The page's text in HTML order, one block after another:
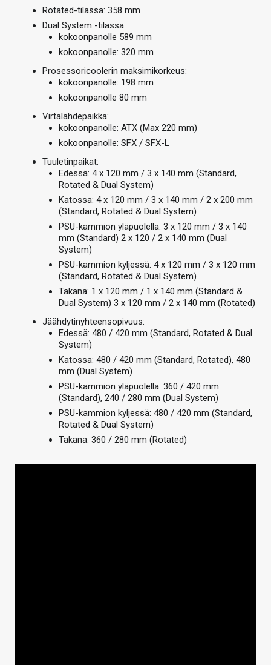
Rotated-tilassa: 358 mm
Dual System -tilassa:
kokoonpanolle 589 mm
kokoonpanolle: 320 mm
Prosessoricoolerin maksimikorkeus:
kokoonpanolle: 198 mm
kokoonpanolle 80 mm
Virtalähdepaikka:
kokoonpanolle: ATX (Max 220 mm)
kokoonpanolle: SFX / SFX-L
Tuuletinpaikat:
Edessä: 4 x 120 mm / 3 x 140 mm (Standard,
Rotated & Dual System)
Katossa: 4 x 120 mm / 3 x 140 mm / 2 x 200 mm
(Standard, Rotated & Dual System)
PSU-kammion yläpuolella: 3 x 120 mm / 3 x 140
mm (Standard) 2 x 120 / 2 x 140 mm (Dual
System)
PSU-kammion kyljessä: 4 x 120 mm / 3 x 120 mm
(Standard, Rotated & Dual System)
Takana: 1 x 120 mm / 1 x 140 mm (Standard &
Dual System) 3 x 120 mm / 2 x 140 mm (Rotated)
Jäähdytinyhteensopivuus:
Edessä: 480 / 420 mm (Standard, Rotated & Dual
System)
Katossa: 480 / 420 mm (Standard, Rotated), 480
mm (Dual System)
PSU-kammion yläpuolella: 360 / 420 mm
(Standard), 240 / 280 mm (Dual System)
PSU-kammion kyljessä: 480 / 420 mm (Standard,
Rotated & Dual System)
Takana: 360 / 280 mm (Rotated)